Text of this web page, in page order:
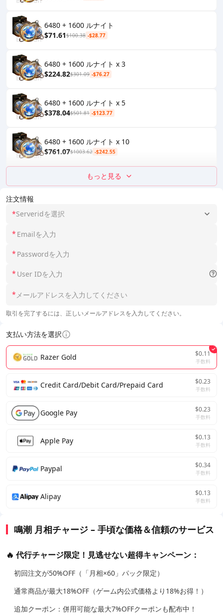
注文情報
*Serveridを選択
*
*
*
*
取引を完了するには、正しいメールアドレスを入力してください。
支払い方法を選択
Razer Gold $0.11
手数料
Credit Card/Debit Card/Prepaid Card $0.23
手数料
Google Pay $0.23
手数料
Apple Pay $0.13
手数料
Paypal $0.34
手数料
Alipay $0.13
手数料
6480 + 1600 ルナイト
$71.61$100.38 -$28.77
6480 + 1600 ルナイト x 3
$224.82$301.09 -$76.27
6480 + 1600 ルナイト x 5
$378.04$501.81 -$123.77
6480 + 1600 ルナイト x 10
$761.07$1003.62 -$242.55
もっと見る
鳴潮 月相チャージ – 手頃な価格＆信頼のサービス
🔥 代行チャージ限定！見逃せない超得キャンペーン：
初回注文が50%OFF（「月相×60」パック限定）
通常商品が最大18%OFF（ゲーム内公式価格より18%お得！）
追加クーポン：併用可能な最大7%OFFクーポンも配布中！